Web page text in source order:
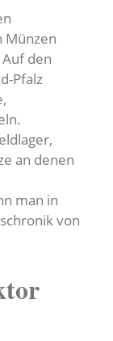
Münzen
den
Pfalz
an denen
man in
von